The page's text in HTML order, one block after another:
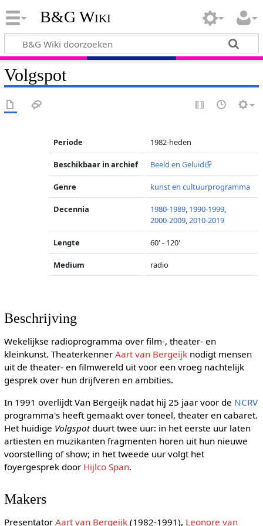
B&G Wiki
Volgspot
Periode 1982-heden
Beschikbaar in archief Beeld en Geluid
Genre kunst en cultuurprogramma
Decennia 1980-1989, 1990-1999,
2000-2009,2010-2019
Lengte 60' - 120'
Medium radio
Beschrijving
Wekelijkse radioprogramma over film-, theater- en
kleinkunst. Theaterkenner Aart van Bergeijknodigt mensen
uit de theater- en filmwereld uit voor een vroeg nachtelijk
gesprek over hun drijfveren en ambities.
In 1991 overlijdt Van Bergeijk nadat hij 25 jaar voor de NCRV
programma's heeft gemaakt over toneel, theater en cabaret.
Het huidige Volgspotduurt twee uur: in het eerste uur laten
artiesten en muzikanten fragmenten horen uit hun nieuwe
voorstelling of show; in het tweede uur volgt het
foyergesprek door Hijlco Span.
Makers
Presentator Aart van Bergeijk(1982-1991), Leonore van